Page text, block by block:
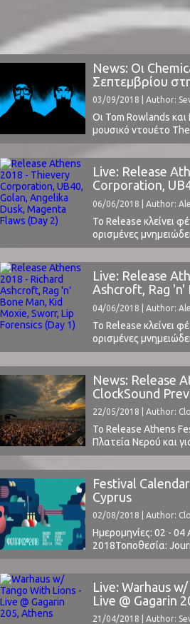
News: Οι
Σεπτεμβρίου
03/09/2018 | Author:
Οι Tom Rowlands
μουσικό ντουέτο
Βρετανίας
για μία πολλά
Σεπτέμβρη.Το
ξεκινήσει τα
“The Dust Brothers”,
Live: Release
Corporation,
Dusk, Magenta
06/06/2018 | Author:
To Release κλείνει
ορισμένες
του, έχοντας βάλει
χάρτη των μεγάλων
ClockSound, πιστό
και φέτος το παρόν
εντυπώσεις τον
βραδιά του
Live: Release
Ashcroft, Rag 'n'
Sworr, Lip
04/06/2018 | Author:
To Release κλείνει
ορισμένες
του, έχοντας βάλει
χάρτη των μεγάλων
ClockSound, πιστό
και φέτος το παρόν
βραδιά του ...
News: Release
ClockSound
22/05/2018 | Author:
Το Release Athens
Πλατεία Νερού και
μας προσφέρει
μουσική και χορό. Το
έναν συνδυασμό
(Jamiroquai, Richard
ανερχόμενων
τη διεθνή μουσική
βρίσκεται ...
Festival
Cyprus
02/08/2018 | Author:
Ημερομηνίες: 02 -
2018Τοποθεσία:
CyprusΤιμή
Three-day (buy
Up περιλαμβάνει:
Deerhoof, Alice
tou Moria,
Live: Warhaus
Live @ Gagarin
21/04/2018 | Author: